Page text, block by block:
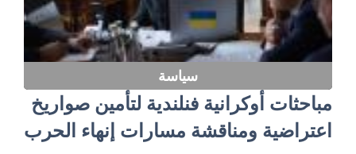
سياسة
مباحثات أوكرانية فنلندية لتأمين صواريخ
اعتراضية ومناقشة مسارات إنهاء الحرب